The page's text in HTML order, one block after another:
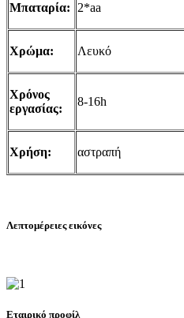
Μπαταρία: 2*aa
Χρώμα: Λευκό
Χρόνος
εργασίας:
8-16h
Χρήση: αστραπή
Λεπτομέρειες εικόνες
Εταιρικό προφίλ